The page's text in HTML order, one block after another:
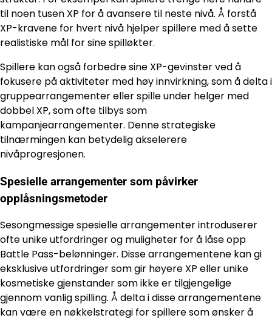
til noen tusen XP for å avansere til neste nivå. Å forstå
XP-kravene for hvert nivå hjelper spillere med å sette
realistiske mål for sine spilløkter.
Spillere kan også forbedre sine XP-gevinster ved å
fokusere på aktiviteter med høy innvirkning, som å delta i
gruppearrangementer eller spille under helger med
dobbel XP, som ofte tilbys som
kampanjearrangementer. Denne strategiske
tilnærmingen kan betydelig akselerere
nivåprogresjonen.
Spesielle arrangementer som påvirker
opplåsningsmetoder
Sesongmessige spesielle arrangementer introduserer
ofte unike utfordringer og muligheter for å låse opp
Battle Pass-belønninger. Disse arrangementene kan gi
eksklusive utfordringer som gir høyere XP eller unike
kosmetiske gjenstander som ikke er tilgjengelige
gjennom vanlig spilling. Å delta i disse arrangementene
kan være en nøkkelstrategi for spillere som ønsker å